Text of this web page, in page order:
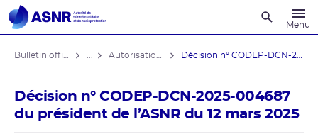
Menu
Décision n° CODEP-DCN-2025-004687
du président de l’ASNR du 12 mars 2025